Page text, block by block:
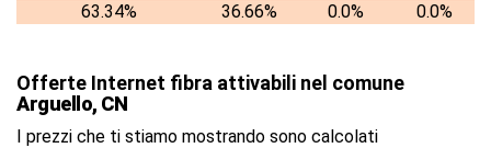
63.34%
36.66% 0.0% 0.0%
Offerte Internet fibra attivabili nel comune
Arguello, CN
I prezzi che ti stiamo mostrando sono calcolati